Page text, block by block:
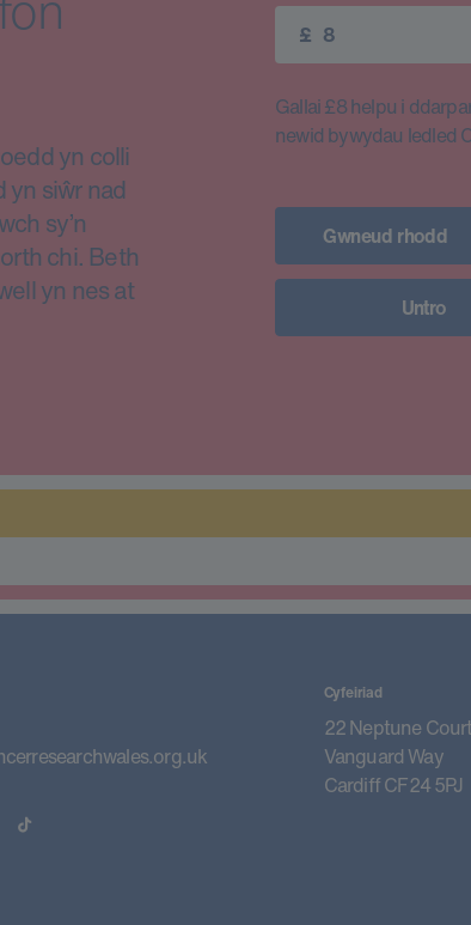
yn colli
yn siŵr nad
sy’n
chi. Beth
yn nes at
£
Gallai £8 helpu i
newid bywydau ledled
Gwneud rhodd
Untro
Cyfeiriad
22 Neptune Court
Vanguard Way
Cardiff CF24 5PJ